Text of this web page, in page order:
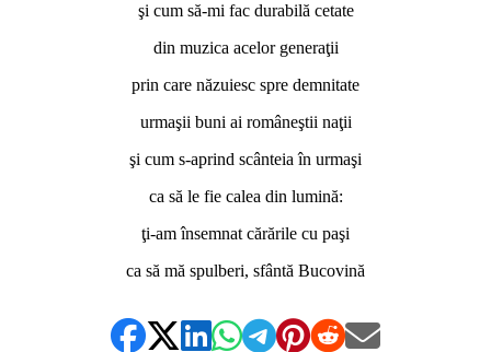
şi cum să-mi fac durabilă cetate
din muzica acelor generaţii
prin care năzuiesc spre demnitate
urmaşii buni ai româneştii naţii
şi cum s-aprind scânteia în urmaşi
ca să le fie calea din lumină:
ţi-am însemnat cărările cu paşi
ca să mă spulberi, sfântă Bucovină